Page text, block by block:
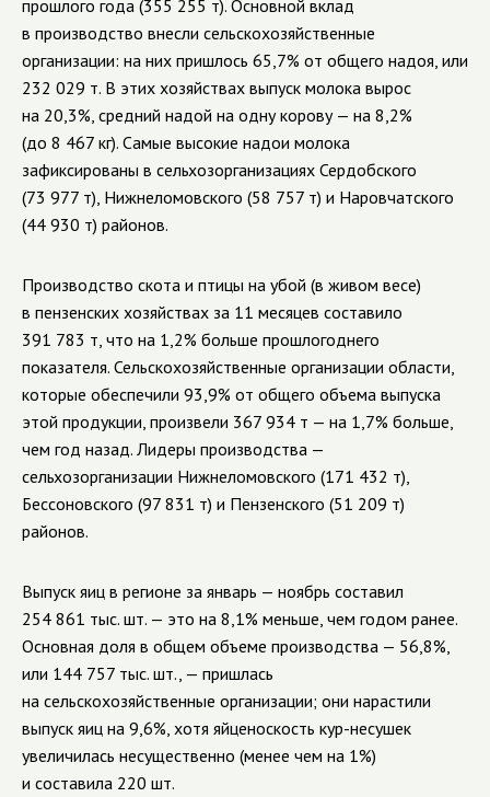
прошлого года (355 255 т). Основной вклад
в производство внесли сельскохозяйственные
организации: на них пришлось 65,7% от общего надоя, или
232 029 т. В этих хозяйствах выпуск молока вырос
на 20,3%, средний надой на одну корову — на 8,2%
(до 8 467 кг). Самые высокие надои молока
зафиксированы в сельхозорганизациях Сердобского
(73 977 т), Нижнеломовского (58 757 т) и Наровчатского
(44 930 т) районов.
Производство скота и птицы на убой (в живом весе)
в пензенских хозяйствах за 11 месяцев составило
391 783 т, что на 1,2% больше прошлогоднего
показателя. Сельскохозяйственные организации области,
которые обеспечили 93,9% от общего объема выпуска
этой продукции, произвели 367 934 т — на 1,7% больше,
чем год назад. Лидеры производства —
сельхозорганизации Нижнеломовского (171 432 т),
Бессоновского (97 831 т) и Пензенского (51 209 т)
районов.
Выпуск яиц в регионе за январь — ноябрь составил
254 861 тыс. шт. — это на 8,1% меньше, чем годом ранее.
Основная доля в общем объеме производства — 56,8%,
или 144 757 тыс. шт., — пришлась
на сельскохозяйственные организации; они нарастили
выпуск яиц на 9,6%, хотя яйценоскость кур-несушек
увеличилась несущественно (менее чем на 1%)
и составила 220 шт.